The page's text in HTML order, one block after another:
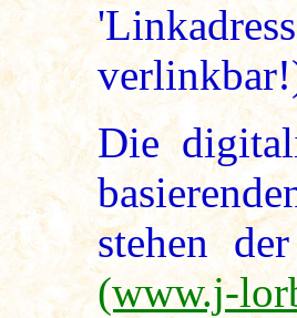
Die
stehen
(www.j-